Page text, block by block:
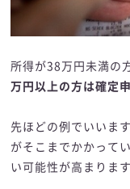
所得が38万円未満の
万円以上の方は確定
先ほどの例でいいま
がそこまでかかって
い可能性が高まります